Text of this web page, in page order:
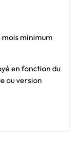
minimum
en fonction du
ou version